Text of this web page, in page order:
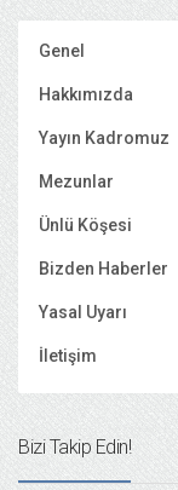
Genel
Hakkımızda
Yayın Kadromuz
Mezunlar
Ünlü Köşesi
Bizden Haberler
Yasal Uyarı
İletişim
Bizi Takip Edin!